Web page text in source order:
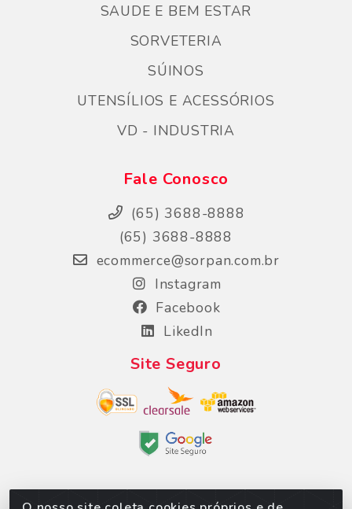
SAUDE E BEM ESTAR
SORVETERIA
SÚINOS
UTENSÍLIOS E ACESSÓRIOS
VD - INDUSTRIA
Fale Conosco
(65) 3688-8888
(65) 3688-8888
ecommerce@sorpan.com.br
Instagram
Facebook
LikedIn
Site Seguro